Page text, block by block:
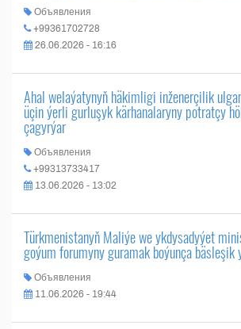
Объявления
+99361702728
26.06.2026 - 16:16
Ahal welaýatynyň häkimligi inženerçilik
üçin ýerli gurluşyk kärhanalaryny potratçy
çagyrýar
Объявления
+99313733417
13.06.2026 - 13:02
Türkmenistanyň Maliýe we ykdysadyýet
goýum forumyny guramak boýunça bäsleşik
Объявления
11.06.2026 - 19:44